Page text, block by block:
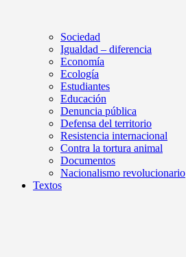
Sociedad
Igualdad – diferencia
Economía
Ecología
Estudiantes
Educación
Denuncia pública
Defensa del territorio
Resistencia internacional
Contra la tortura animal
Documentos
Nacionalismo revolucionario
Textos